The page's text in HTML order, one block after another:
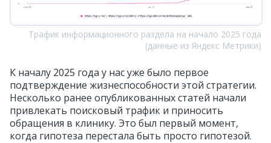
Трафик информационного раздела на начало 2025 года
(данные из Яндекс Метрики)
К началу 2025 года у нас уже было первое
подтверждение жизнеспособности этой стратегии.
Несколько ранее опубликованных статей начали
привлекать поисковый трафик и приносить
обращения в клинику. Это был первый момент,
когда гипотеза перестала быть просто гипотезой.